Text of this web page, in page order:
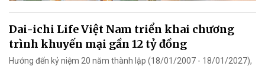
Dai-ichi Life Việt Nam triển khai chương
trình khuyến mại gần 12 tỷ đồng
Hướng đến kỷ niệm 20 năm thành lập (18/01/2007 - 18/01/2027),